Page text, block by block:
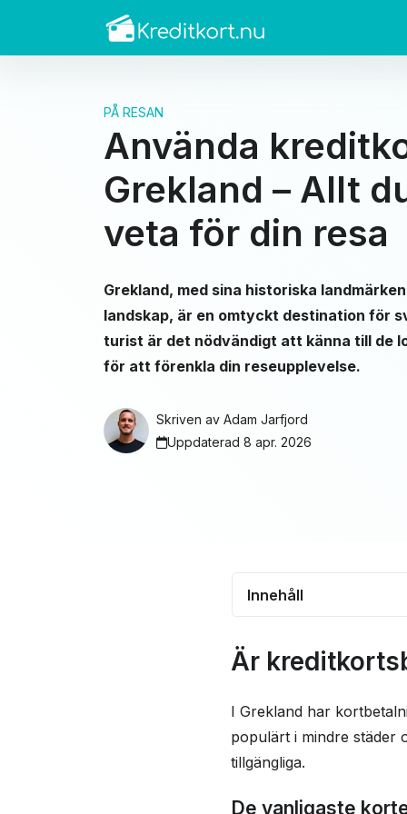
PÅ RESAN
Använda
Grekland – Allt
veta för din resa
Grekland, med sina historiska
landskap, är en omtyckt destination för
turist är det nödvändigt att känna till de
för att förenkla din reseupplevelse.
Skriven av Adam Jarfjord
Uppdaterad 8 apr. 2026
Innehåll
Grekland?
Var och när
Grekland?
Förstå avgifterna
Är
I Grekland har
populärt i mindre städer
tillgängliga.
De vanligaste